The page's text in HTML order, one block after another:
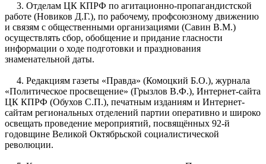
3. Отделам ЦК КПРФ по агитационно-пропагандистской
работе (Новиков Д.Г.), по рабочему, профсоюзному движению
и связям с общественными организациями (Савин В.М.)
осуществлять сбор, обобщение и придание гласности
информации о ходе подготовки и празднования
знаменательной даты.
4. Редакциям газеты «Правда» (Комоцкий Б.О.), журнала
«Политическое просвещение» (Грызлов В.Ф.), Интернет-сайта
ЦК КПРФ (Обухов С.П.), печатным изданиям и Интернет-
сайтам региональных отделений партии оперативно и широко
освещать проведение мероприятий, посвящённых 92-й
годовщине Великой Октябрьской социалистической
революции.